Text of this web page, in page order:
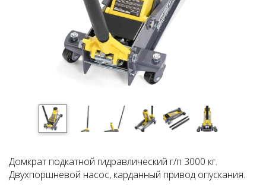
Домкрат подкатной гидравлический г/п 3000 кг.
Двухпоршневой насос, карданный привод опускания.